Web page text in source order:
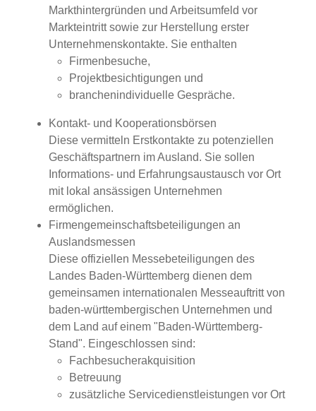
Markthintergründen und Arbeitsumfeld vor
Markteintritt sowie zur Herstellung erster
Unternehmenskontakte. Sie enthalten
Firmenbesuche,
Projektbesichtigungen und
branchenindividuelle Gespräche.
Kontakt- und Kooperationsbörsen
Diese vermitteln Erstkontakte zu potenziellen
Geschäftspartnern im Ausland. Sie sollen
Informations- und Erfahrungsaustausch vor Ort
mit lokal ansässigen Unternehmen
ermöglichen.
Firmengemeinschaftsbeteiligungen an
Auslandsmessen
Diese offiziellen Messebeteiligungen des
Landes Baden-Württemberg dienen dem
gemeinsamen internationalen Messeauftritt von
baden-württembergischen Unternehmen und
dem Land auf einem "Baden-Württemberg-
Stand". Eingeschlossen sind:
Fachbesucherakquisition
Betreuung
zusätzliche Servicedienstleistungen vor Ort